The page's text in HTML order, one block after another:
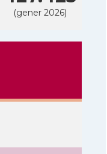
(gener 2026)